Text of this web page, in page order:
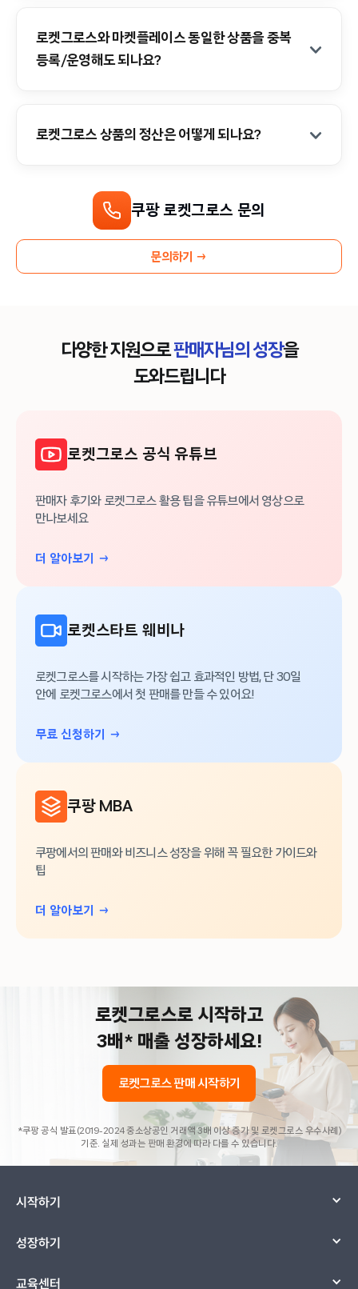
로켓그로스와 마켓플레이스 동일한 상품을 중복
등록/운영해도 되나요?
로켓그로스 상품의 정산은 어떻게 되나요?
쿠팡 로켓그로스 문의
문의하기 →
다양한 지원으로판매자님의 성장을
도와드립니다
로켓그로스 공식 유튜브
판매자 후기와 로켓그로스 활용 팁을 유튜브에서 영상으로
만나보세요
더 알아보기 →
로켓스타트 웨비나
로켓그로스를 시작하는 가장 쉽고 효과적인 방법, 단 30일
안에 로켓그로스에서 첫 판매를 만들 수 있어요!
무료 신청하기 →
쿠팡 MBA
쿠팡에서의 판매와 비즈니스 성장을 위해 꼭 필요한 가이드와
팁
더 알아보기 →
로켓그로스로 시작하고
3배* 매출 성장하세요!
로켓그로스 판매 시작하기
*쿠팡 공식 발표(2019-2024 중소상공인 거래액 3배 이상 증가 및 로켓그로스 우수사례)
기준. 실제 성과는 판매 환경에 따라 다를 수 있습니다.
시작하기
성장하기
교육센터